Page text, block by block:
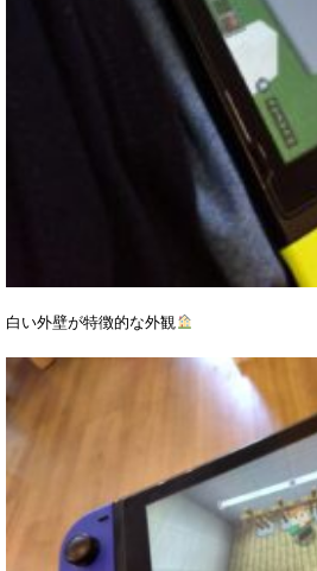
白い外壁が特徴的な外観